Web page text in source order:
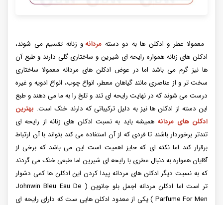
معمولا عطر و ادکلن ها به دو دسته مردانه و زنانه تقسیم می شوند،
ادکلن های زنانه همواره رایحه ای شیرین و ساختاری گلی دارند و طبع آن
ها نیز گرم می باشد اما در عوض ادکلن های مردانه معمولا ساختاری
سخت تر و از عناصری مانند گیاهان معطر، انواع چوب، انواع ادویه و غیره
درست می شوند که در نهایت رایحه ای تند و تلخ را به ما می دهند و طبع
این دسته از ادکلن ها نیز به دلیل ترکیباتی که دارند خنک است. بهترین
ادکلن های مردانه همیشه باید به نسبت ادکلن های زنانه از رایحه ای
تندتر برخوردار باشند تا فردی که از آن استفاده می کند بتواند با آن ارتباط
برقرار کند اما نکته ای که حایز اهمیت است این می باشد که برخی از
آقایان همواره به دنبال عطری با رایحه ای شیرین اما طبعی خنک می گردند
که به نسبت دیگر ادکلن های مردانه پیدا کردن این ادکلن ها کمی دشوار
تر است اما ادکلن مردانه اجمل بلو جانوین ( Johnwin Bleu Eau De
Parfume For Men ) یکی از معدود ادکلن هایی ست که دارای رایحه ای